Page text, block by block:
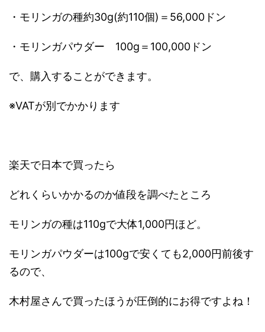
・モリンガの種約30g(約110個)＝56,000ドン
・モリンガパウダー 100g＝100,000ドン
で、購入することができます。
※VATが別でかかります
楽天で日本で買ったら
どれくらいかかるのか値段を調べたところ
モリンガの種は110gで大体1,000円ほど。
モリンガパウダーは100gで安くても2,000円前後す
るので、
木村屋さんで買ったほうが圧倒的にお得ですよね！